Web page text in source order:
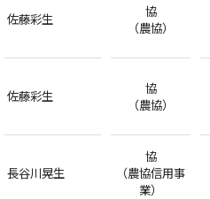
佐藤彩生
協
（農協）
佐藤彩生
協
（農協）
長谷川晃生
協
（農協信用事
業）